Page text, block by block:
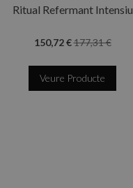
Ritual Refermant Intensiu
150,72 €177,31 €
Veure Producte